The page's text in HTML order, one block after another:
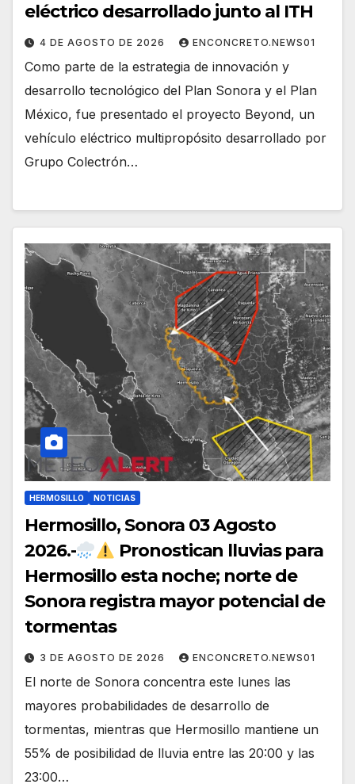
eléctrico desarrollado junto al ITH
4 DE AGOSTO DE 2026 ENCONCRETO.NEWS01
Como parte de la estrategia de innovación y
desarrollo tecnológico del Plan Sonora y el Plan
México, fue presentado el proyecto Beyond, un
vehículo eléctrico multipropósito desarrollado por
Grupo Colectrón…
HERMOSILLO NOTICIAS
Hermosillo, Sonora 03 Agosto
2026.-
Pronostican lluvias para
Hermosillo esta noche; norte de
Sonora registra mayor potencial de
tormentas
3 DE AGOSTO DE 2026 ENCONCRETO.NEWS01
El norte de Sonora concentra este lunes las
mayores probabilidades de desarrollo de
tormentas, mientras que Hermosillo mantiene un
55% de posibilidad de lluvia entre las 20:00 y las
23:00…